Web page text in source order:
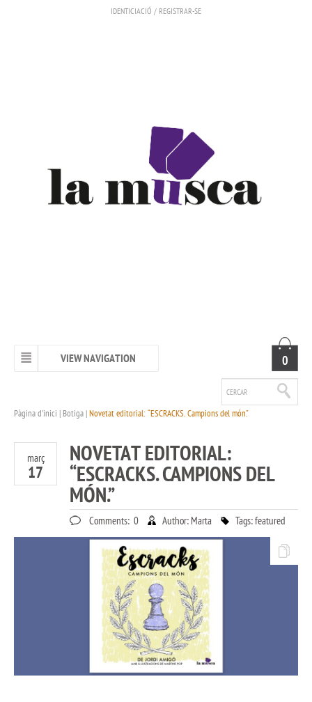
IDENTICIACIÓ / REGISTRAR-SE
VIEW NAVIGATION 0
Pàgina d'inici | Botiga |Novetat editorial: “ESCRACKS. Campions del món.”
març
17
NOVETAT EDITORIAL:
“ESCRACKS. CAMPIONS DEL
MÓN.”
Comments: 0 Author: Marta Tags:featured